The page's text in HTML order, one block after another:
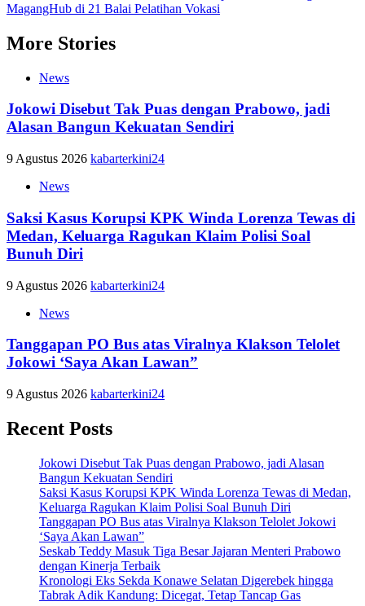
MagangHub di 21 Balai Pelatihan Vokasi
More Stories
News
Jokowi Disebut Tak Puas dengan Prabowo, jadi
Alasan Bangun Kekuatan Sendiri
9 Agustus 2026 kabarterkini24
News
Saksi Kasus Korupsi KPK Winda Lorenza Tewas di
Medan, Keluarga Ragukan Klaim Polisi Soal
Bunuh Diri
9 Agustus 2026 kabarterkini24
News
Tanggapan PO Bus atas Viralnya Klakson Telolet
Jokowi ‘Saya Akan Lawan”
9 Agustus 2026 kabarterkini24
Recent Posts
Jokowi Disebut Tak Puas dengan Prabowo, jadi Alasan
Bangun Kekuatan Sendiri
Saksi Kasus Korupsi KPK Winda Lorenza Tewas di Medan,
Keluarga Ragukan Klaim Polisi Soal Bunuh Diri
Tanggapan PO Bus atas Viralnya Klakson Telolet Jokowi
‘Saya Akan Lawan”
Seskab Teddy Masuk Tiga Besar Jajaran Menteri Prabowo
dengan Kinerja Terbaik
Kronologi Eks Sekda Konawe Selatan Digerebek hingga
Tabrak Adik Kandung: Dicegat, Tetap Tancap Gas